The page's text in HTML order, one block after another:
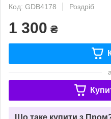
Код: GDB4178
Роздріб
1 300 ₴
Що таке купити з